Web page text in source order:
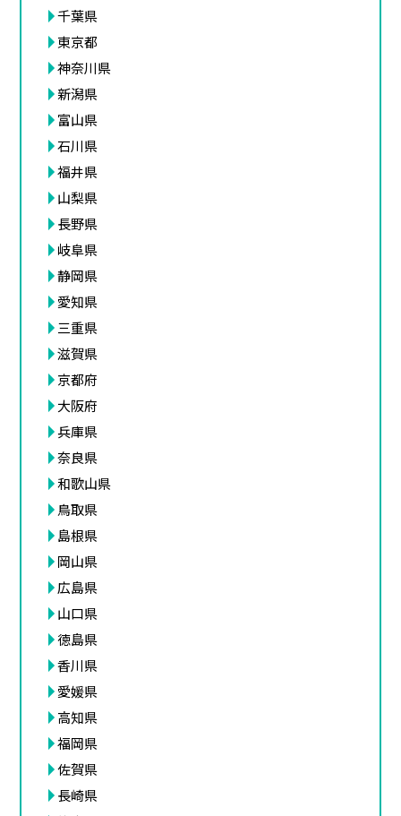
千葉県
東京都
神奈川県
新潟県
富山県
石川県
福井県
山梨県
長野県
岐阜県
静岡県
愛知県
三重県
滋賀県
京都府
大阪府
兵庫県
奈良県
和歌山県
鳥取県
島根県
岡山県
広島県
山口県
徳島県
香川県
愛媛県
高知県
福岡県
佐賀県
長崎県